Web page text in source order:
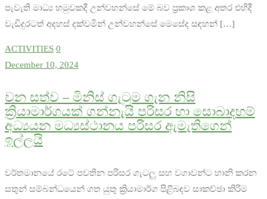
පැවැති මාධ්‍ය හමුවකදී උන්වහන්සේ මේ බව ප්‍රකාශ කළ අතර එහිදී
වැඩිදුරටත් අදහස් දක්වමින් උන්වහන්සේ මෙසේද සඳහන් […]
ACTIVITIES 0
December 10, 2024
වන සත්ව – මිනිස් ගැටුම ගැන නිසි
ක්‍රියාමාර්ගයක් ගන්නැයි පරිසර හා සොබාදහම්
අධ්‍යයන මධ්‍යස්ථානය පරිසර ඇමැතිගෙන්
ඉල්ලයි
වර්තමානයේ රටේ පවතින පරිසර ගැටලු සහ වගාවන්ට හානි කරන
සතුන් සම්බන්ධයෙන් ගත යුතු ක්‍රියාමාර්ග පිළිබඳව සාකච්ඡා කිරිම